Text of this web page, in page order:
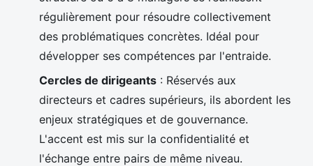
régulièrement pour résoudre collectivement
des problématiques concrètes. Idéal pour
développer ses compétences par l'entraide.
Cercles de dirigeants : Réservés aux
directeurs et cadres supérieurs, ils abordent les
enjeux stratégiques et de gouvernance.
L'accent est mis sur la confidentialité et
l'échange entre pairs de même niveau.